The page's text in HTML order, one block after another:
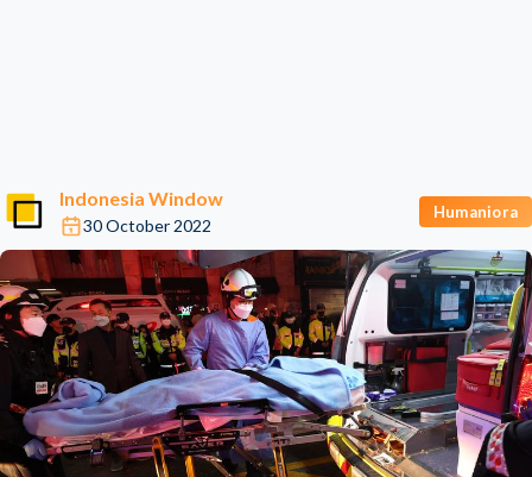
Indonesia Window
30 October 2022
Humaniora